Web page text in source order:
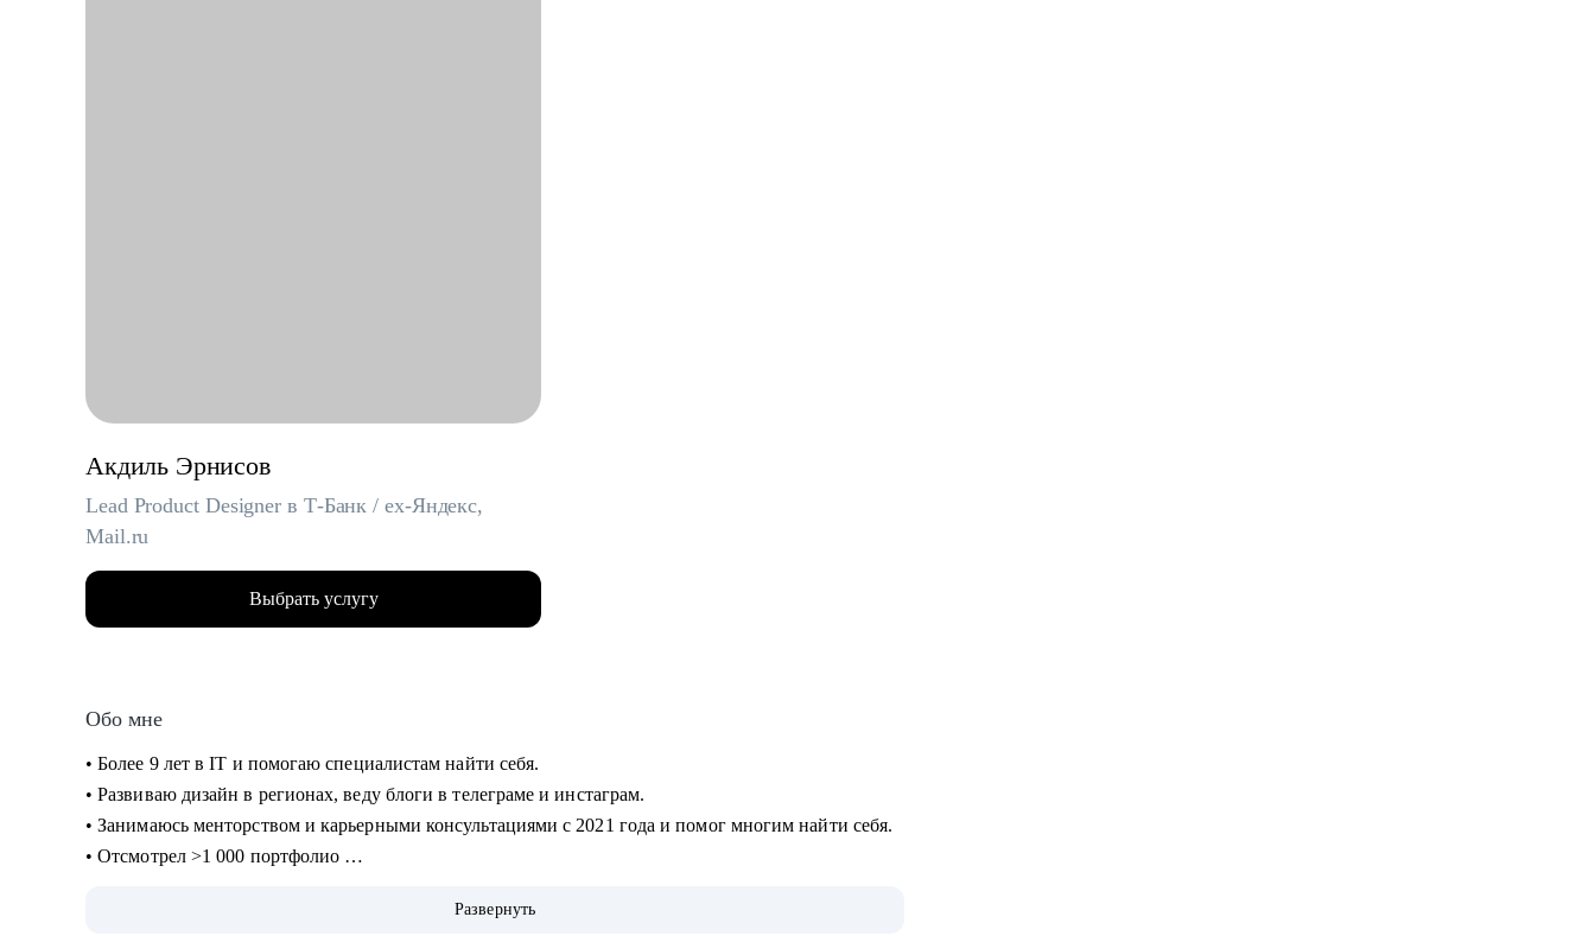
Акдиль Эрнисов
Lead Product Designer в Т-Банк / ex-Яндекс,
Mail.ru
Выбрать услугу
Обо мне
• Более 9 лет в IT и помогаю специалистам найти себя.
• Развиваю дизайн в регионах, веду блоги в телеграме и инстаграм.
• Занимаюсь менторством и карьерными консультациями с 2021 года и помог многим найти себя.
• Отсмотрел >1 000 портфолио
Развернуть